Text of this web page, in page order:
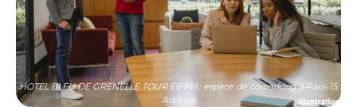
HOTEL BLEU DE GRENELLE TOUR EIFFEL: espace de coworking à Paris 15:
Adresse